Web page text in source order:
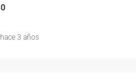
hace 3 años